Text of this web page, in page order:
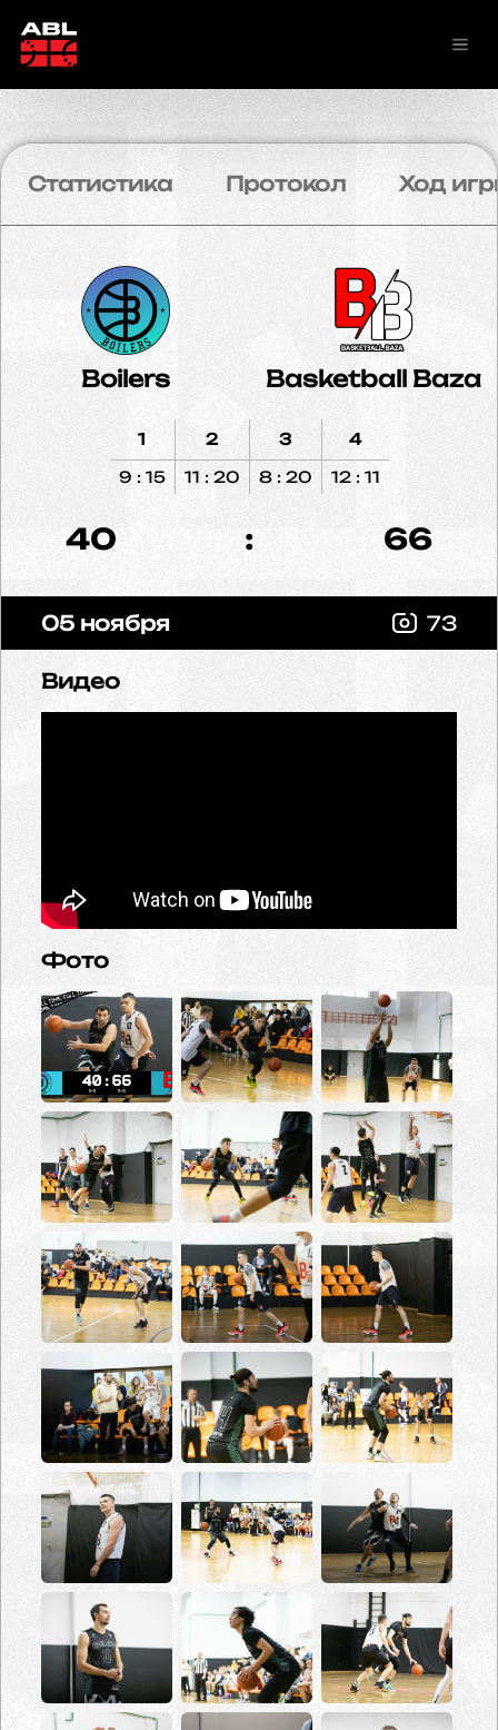
Статистика Протокол Ход
Boilers Basketball Baza
1
9 : 15
2
11 : 20
3
8 : 20
4
12 : 11
40 : 66
05 ноября 73
Видео
Фото